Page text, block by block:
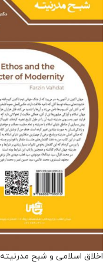
اخلاق اسلامی و شبح مدرنیته